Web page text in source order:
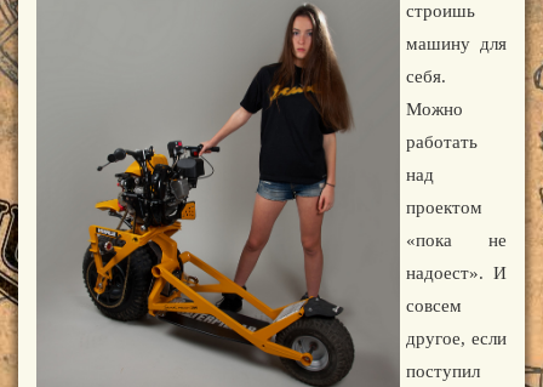
строишь
машину для
себя.
Можно
работать
над
проектом
«пока не
надоест». И
совсем
другое, если
поступил